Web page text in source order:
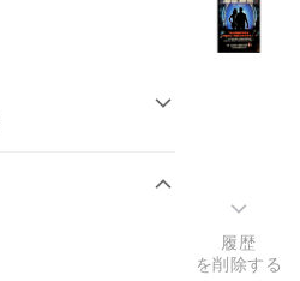
履歴
を削除する